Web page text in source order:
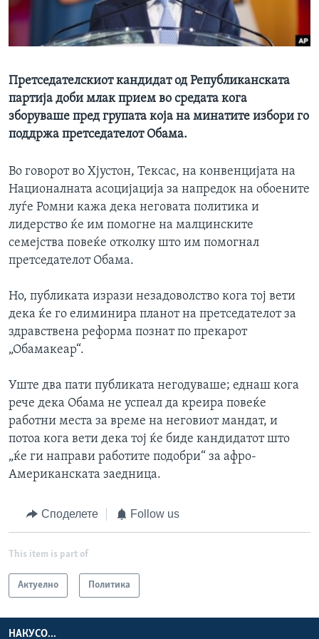
ИНТЕРВЈУА
Јазици
Претседателскиот кандидат од Републиканската
партија доби млак прием во средата кога
зборуваше пред групата која на минатите избори го
поддржа претседателот Обама.
Во говорот во Хјустон, Тексас, на конвенцијата на
Националната асоцијација за напредок на обоените
луѓе Ромни кажа дека неговата политика и
лидерство ќе им помогне на малцинските
семејства повеќе отколку што им помогнал
претседателот Обама.
Но, публиката изрази незадоволство кога тој вети
дека ќе го елиминира планот на претседателот за
здравствена реформа познат по прекарот
„Обамакеар“.
Уште два пати публиката негодуваше; еднаш кога
рече дека Обама не успеал да креира повеќе
работни места за време на неговиот мандат, и
потоа кога вети дека тој ќе биде кандидатот што
„ќе ги направи работите подобри“ за афро-
Американската заедница.
Споделете Follow us
This item is part of
Актуелно Политика
НАКУСО...